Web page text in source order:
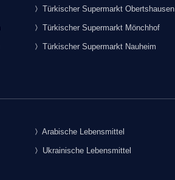
Türkischer Supermarkt Obertshausen
Türkischer Supermarkt Mönchhof
Türkischer Supermarkt Nauheim
Arabische Lebensmittel
Ukrainische Lebensmittel